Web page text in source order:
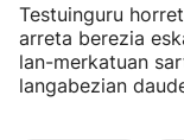
Testuinguru
arreta berezia
lan-merkatuan
langabezian